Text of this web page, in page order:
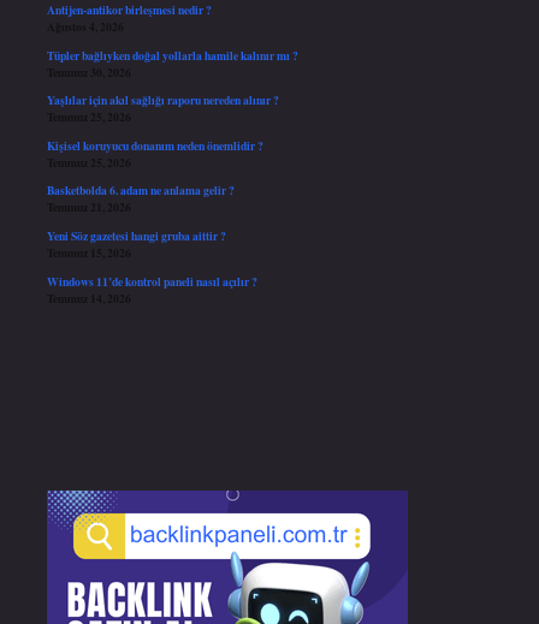
Antijen-antikor birleşmesi nedir ?
Ağustos 4, 2026
Tüpler bağlıyken doğal yollarla hamile kalınır mı ?
Temmuz 30, 2026
Yaşlılar için akıl sağlığı raporu nereden alınır ?
Temmuz 25, 2026
Kişisel koruyucu donanım neden önemlidir ?
Temmuz 25, 2026
Basketbolda 6. adam ne anlama gelir ?
Temmuz 21, 2026
Yeni Söz gazetesi hangi gruba aittir ?
Temmuz 15, 2026
Windows 11’de kontrol paneli nasıl açılır ?
Temmuz 14, 2026